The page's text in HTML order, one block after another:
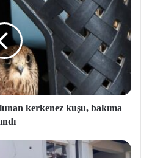
kerkenez kuşu, bakıma